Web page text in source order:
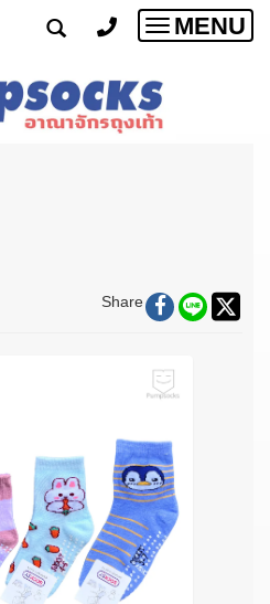
Toggle
MENU
Share